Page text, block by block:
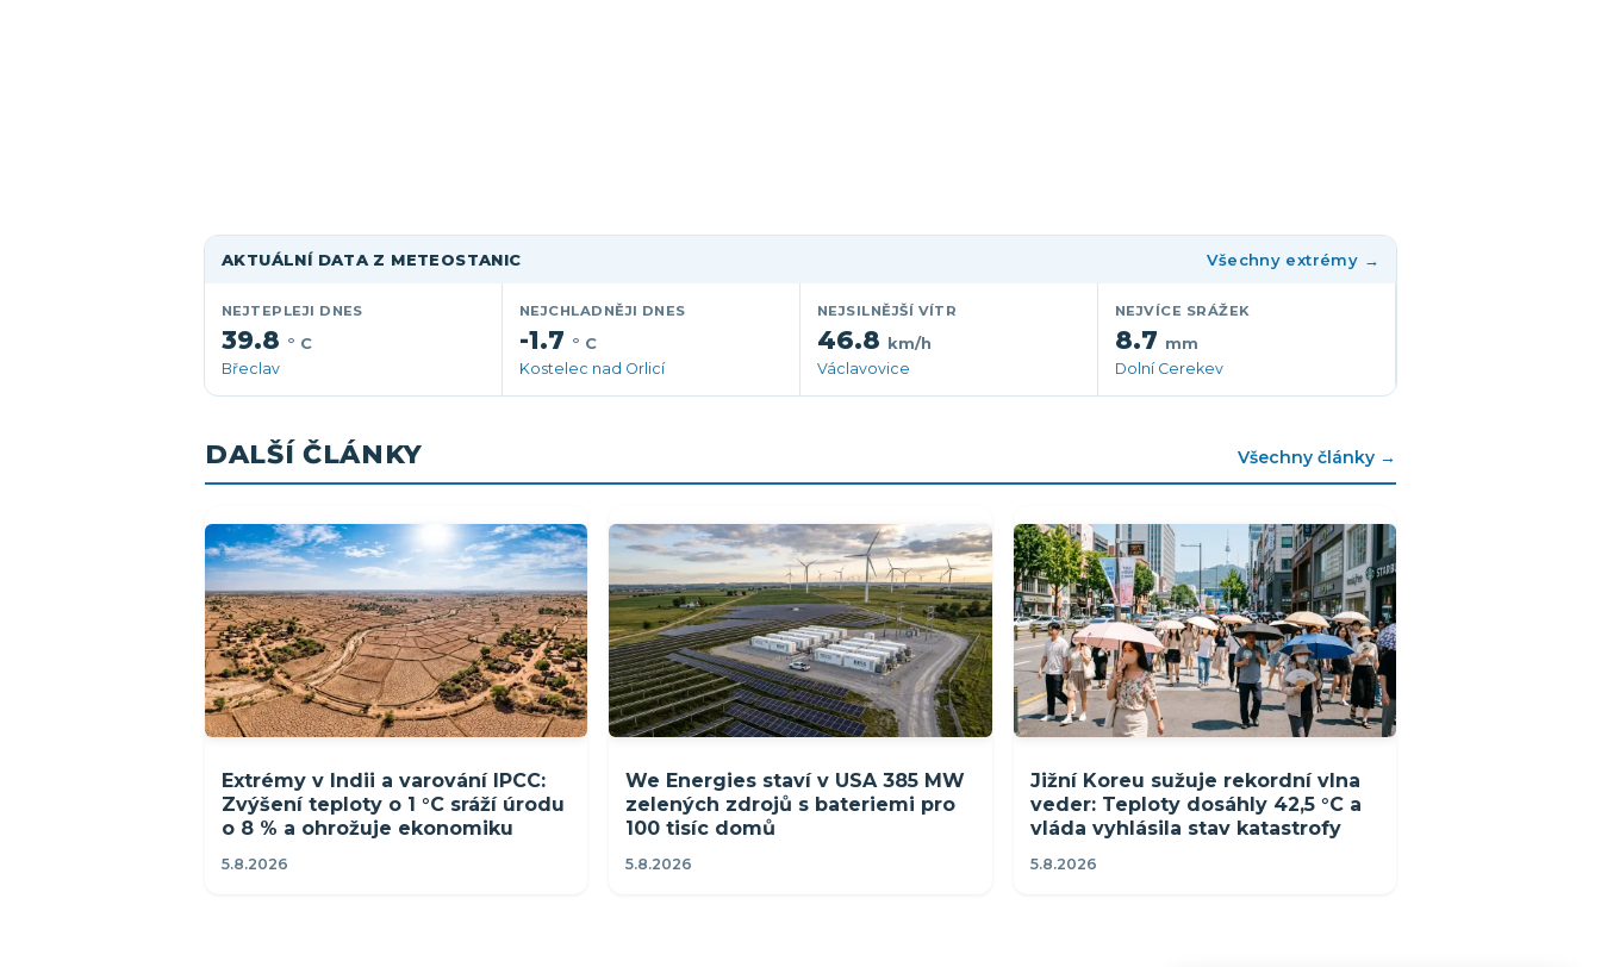
AKTUÁLNÍ DATA Z METEOSTANIC Všechny extrémy →
NEJTEPLEJI DNES
39.8 ° C
Břeclav
NEJCHLADNĚJI DNES
-1.7 ° C
Kostelec nad Orlicí
NEJSILNĚJŠÍ VÍTR
46.8 km/h
Václavovice
NEJVÍCE SRÁŽEK
8.7 mm
Dolní Cerekev
DALŠÍ ČLÁNKY Všechny články →
Extrémy v Indii a varování IPCC:
Zvýšení teploty o 1 °C sráží úrodu
o 8 % a ohrožuje ekonomiku
5.8.2026
We Energies staví v USA 385 MW
zelených zdrojů s bateriemi pro
100 tisíc domů
5.8.2026
Jižní Koreu sužuje rekordní vlna
veder: Teploty dosáhly 42,5 °C a
vláda vyhlásila stav katastrofy
5.8.2026